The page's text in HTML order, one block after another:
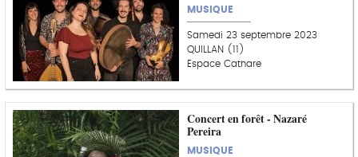
MUSIQUE
Samedi 23 septembre 2023
QUILLAN (11)
Espace Cathare
Concert en forêt - Nazaré
Pereira
MUSIQUE